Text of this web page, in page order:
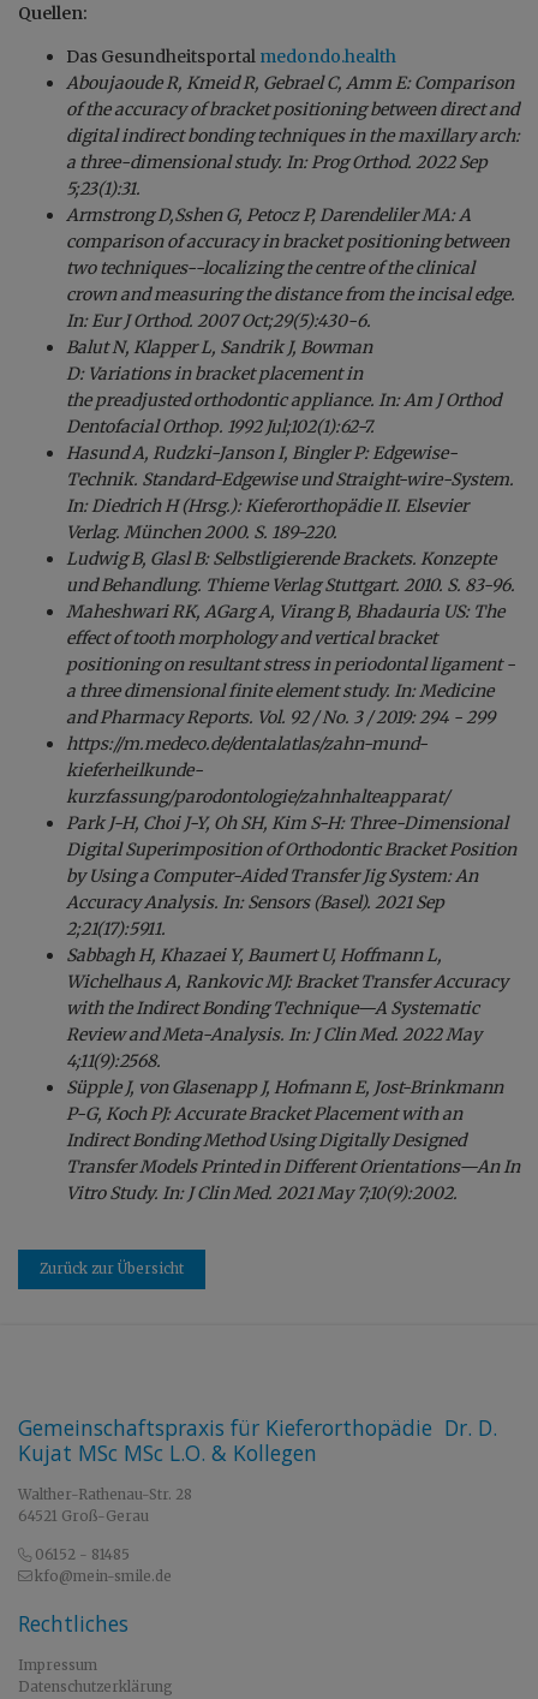
Zurück zur Übersicht
Quellen:
Das Gesundheitsportal medondo.health
Aboujaoude R, Kmeid R, Gebrael C, Amm E: Comparison
of the accuracy of bracket positioning between direct and
digital indirect bonding techniques in the maxillary arch:
a three-dimensional study. In: Prog Orthod. 2022 Sep
5;23(1):31.
Armstrong D,Sshen G, Petocz P, Darendeliler MA: A
comparison of accuracy in bracket positioning between
two techniques--localizing the centre of the clinical
crown and measuring the distance from the incisal edge.
In: Eur J Orthod. 2007 Oct;29(5):430-6.
Balut N, Klapper L, Sandrik J, Bowman
D: Variations in bracket placement in
the preadjusted orthodontic appliance. In: Am J Orthod
Dentofacial Orthop. 1992 Jul;102(1):62-7.
Hasund A, Rudzki-Janson I, Bingler P: Edgewise-
Technik. Standard-Edgewise und Straight-wire-System.
In: Diedrich H (Hrsg.): Kieferorthopädie II. Elsevier
Verlag. München 2000. S. 189-220.
Ludwig B, Glasl B: Selbstligierende Brackets. Konzepte
und Behandlung. Thieme Verlag Stuttgart. 2010. S. 83-96.
Maheshwari RK, AGarg A, Virang B, Bhadauria US: The
effect of tooth morphology and vertical bracket
positioning on resultant stress in periodontal ligament -
a three dimensional finite element study. In: Medicine
and Pharmacy Reports. Vol. 92 / No. 3 / 2019: 294 - 299
https://m.medeco.de/dentalatlas/zahn-mund-
kieferheilkunde-
kurzfassung/parodontologie/zahnhalteapparat/
Park J-H, Choi J-Y, Oh SH, Kim S-H: Three-Dimensional
Digital Superimposition of Orthodontic Bracket Position
by Using a Computer-Aided Transfer Jig System: An
Accuracy Analysis. In: Sensors (Basel). 2021 Sep
2;21(17):5911.
Sabbagh H, Khazaei Y, Baumert U, Hoffmann L,
Wichelhaus A, Rankovic MJ: Bracket Transfer Accuracy
with the Indirect Bonding Technique—A Systematic
Review and Meta-Analysis. In: J Clin Med. 2022 May
4;11(9):2568.
Süpple J, von Glasenapp J, Hofmann E, Jost-Brinkmann
P-G, Koch PJ: Accurate Bracket Placement with an
Indirect Bonding Method Using Digitally Designed
Transfer Models Printed in Different Orientations—An In
Vitro Study. In: J Clin Med. 2021 May 7;10(9):2002.
Gemeinschaftspraxis für Kieferorthopädie Dr. D.
Kujat MSc MSc L.O. & Kollegen
Walther-Rathenau-Str. 28
64521 Groß-Gerau
06152 - 81485
kfo@mein-smile.de
Rechtliches
Impressum
Datenschutzerklärung